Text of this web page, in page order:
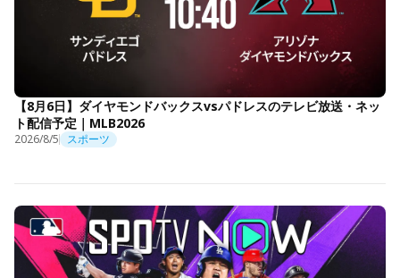
【8月6日】ダイヤモンドバックスvsパドレスのテレビ放送・ネッ
ト配信予定｜MLB2026
2026/8/5 スポーツ